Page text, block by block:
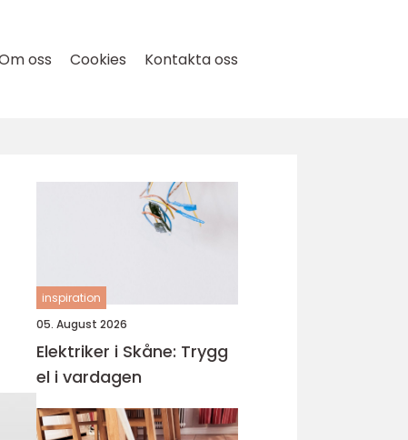
oss Cookies Kontakta oss
inspiration
05. August 2026
Elektriker i Skåne: Trygg
el i vardagen